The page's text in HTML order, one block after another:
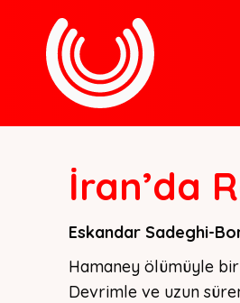
İran’da
Eskandar Sadeghi-
Hamaney ölümüyle
Devrimle ve uzun